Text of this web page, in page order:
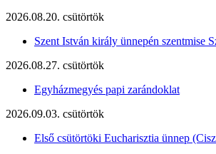
2026.08.20. csütörtök
Szent István király ünnepén szentmise
2026.08.27. csütörtök
Egyházmegyés papi zarándoklat
2026.09.03. csütörtök
Első csütörtöki Eucharisztia ünnep